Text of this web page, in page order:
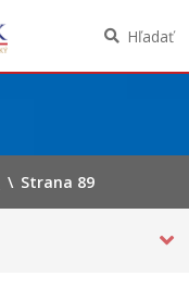
Hľadať
\ Strana 89